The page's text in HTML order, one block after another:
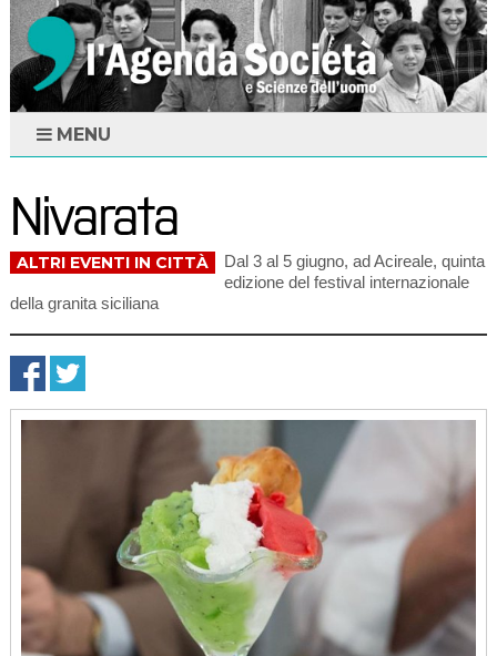
MENU
Nivarata
ALTRI EVENTI IN CITTÀ
Dal 3 al 5 giugno, ad Acireale, quinta
edizione del festival internazionale
della granita siciliana